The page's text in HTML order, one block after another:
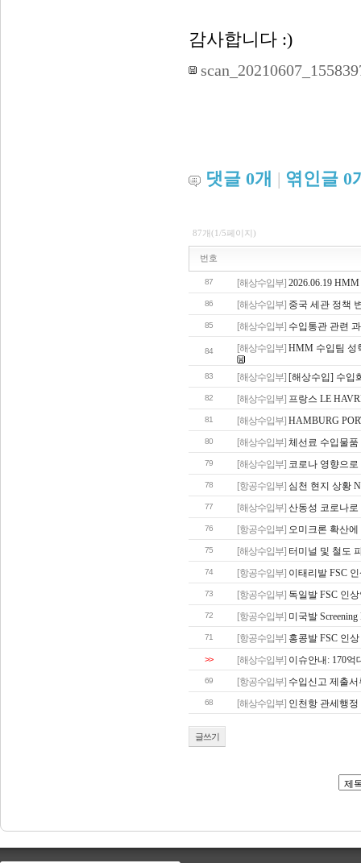
감사합니다 :)
댓글 0개 | 엮인글 0
87개(1/5페이지)
번호
87 [해상수입부] 2026.06.19
86 [해상수입부] 중국 세관 정책
85 [해상수입부] 수입통관 관련
84 [해상수입부] HMM 수입팀 성
83 [해상수입부] [해상수입] 수입
82 [해상수입부] 프랑스 LE
81 [해상수입부] HAMBURG
80 [해상수입부] 체선료 수입물품
79 [해상수입부] 코로나 영향으
78 [항공수입부] 심천 현지 상황
77 [해상수입부] 산동성 코로나
76 [항공수입부] 오미크론 확산
75 [해상수입부] 터미널 및 철도
74 [항공수입부] 이태리발 FSC
73 [항공수입부] 독일발 FSC 인
72 [항공수입부] 미국발
71 [항공수입부] 홍콩발 FSC 인
>> [해상수입부] 이슈안내: 170억
69 [항공수입부] 수입신고 제출
68 [해상수입부] 인천항 관세행
글쓰기